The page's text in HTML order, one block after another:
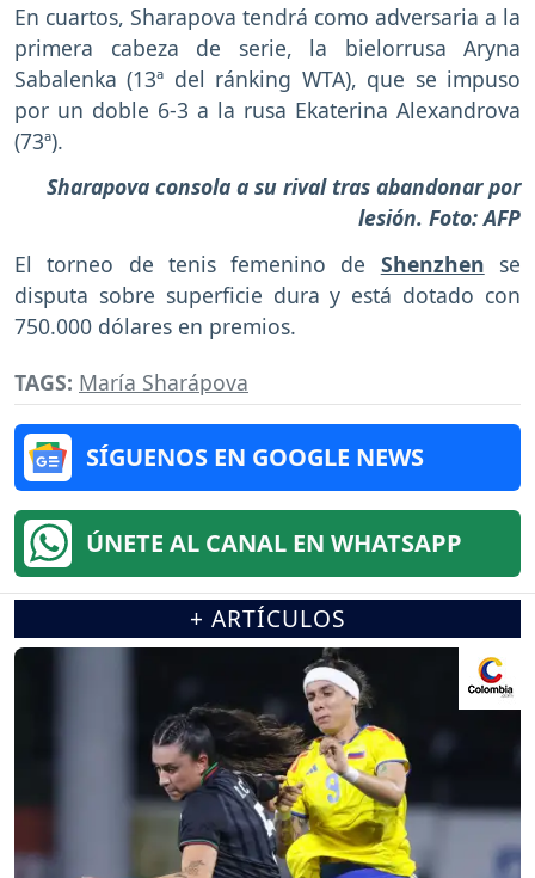
En cuartos, Sharapova tendrá como adversaria a la
primera cabeza de serie, la bielorrusa Aryna
Sabalenka (13ª del ránking WTA), que se impuso
por un doble 6-3 a la rusa Ekaterina Alexandrova
(73ª).
Sharapova consola a su rival tras abandonar por
lesión. Foto: AFP
El torneo de tenis femenino de Shenzhen se
disputa sobre superficie dura y está dotado con
750.000 dólares en premios.
TAGS: María Sharápova
SÍGUENOS EN GOOGLE NEWS
ÚNETE AL CANAL EN WHATSAPP
+ ARTÍCULOS